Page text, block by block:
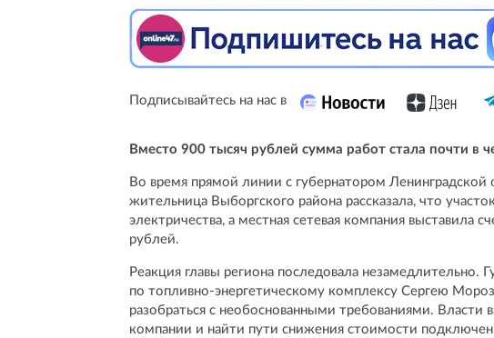
Подписывайтесь на нас в
Вместо 900 тысяч рублей сумма работ стала почти в
Во время прямой линии с губернатором
жительница Выборгского района рассказала, что
электричества, а местная сетевая компания выставила
рублей.
Реакция главы региона последовала незамедлительно.
по топливно-энергетическому комплексу Сергею
разобраться с необоснованными требованиями. Власти
компании и найти пути снижения стоимости